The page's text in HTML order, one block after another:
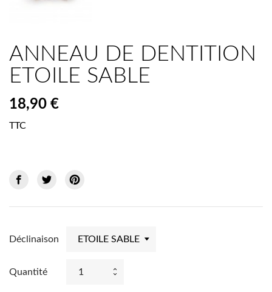
ANNEAU DE DENTITION
ETOILE SABLE
18,90 €
TTC
Déclinaison
Quantité